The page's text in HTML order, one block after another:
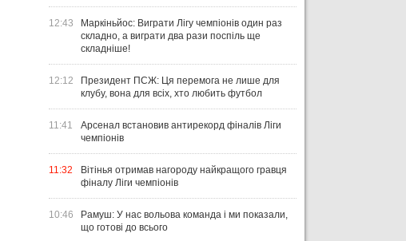
12:43
Маркіньйос: Виграти Лігу чемпіонів один раз
складно, а виграти два рази поспіль ще
складніше!
12:12
Президент ПСЖ: Ця перемога не лише для
клубу, вона для всіх, хто любить футбол
11:41
Арсенал встановив антирекорд фіналів Ліги
чемпіонів
11:32
Вітінья отримав нагороду найкращого гравця
фіналу Ліги чемпіонів
10:46
Рамуш: У нас вольова команда і ми показали,
що готові до всього